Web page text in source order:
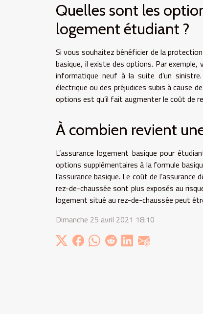
Quelles sont les
logement étudiant ?
Si vous souhaitez bénéficier de la
basique, il existe des options. Par
informatique neuf à la suite d’un
électrique ou des préjudices subis à cause
options est qu’il fait augmenter le coût de
À combien revient
L’assurance logement basique pour
options supplémentaires à la formule
l’assurance basique. Le coût de
rez-de-chaussée sont plus exposés au
logement situé au rez-de-chaussée peut
Dimanche 25 avril 2021 18:10